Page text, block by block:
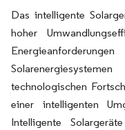
Das intelligente
hoher
technologischen
einer intelligenten
Intelligente